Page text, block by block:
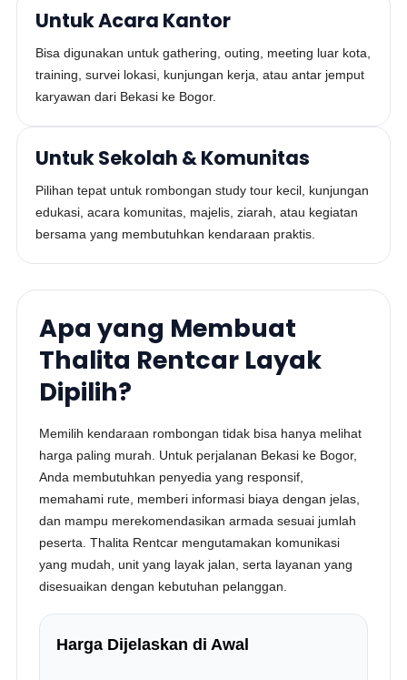
Untuk Acara Kantor
Bisa digunakan untuk gathering, outing, meeting luar kota,
training, survei lokasi, kunjungan kerja, atau antar jemput
karyawan dari Bekasi ke Bogor.
Untuk Sekolah & Komunitas
Pilihan tepat untuk rombongan study tour kecil, kunjungan
edukasi, acara komunitas, majelis, ziarah, atau kegiatan
bersama yang membutuhkan kendaraan praktis.
Apa yang Membuat
Thalita Rentcar Layak
Dipilih?
Memilih kendaraan rombongan tidak bisa hanya melihat
harga paling murah. Untuk perjalanan Bekasi ke Bogor,
Anda membutuhkan penyedia yang responsif,
memahami rute, memberi informasi biaya dengan jelas,
dan mampu merekomendasikan armada sesuai jumlah
peserta. Thalita Rentcar mengutamakan komunikasi
yang mudah, unit yang layak jalan, serta layanan yang
disesuaikan dengan kebutuhan pelanggan.
Harga Dijelaskan di Awal